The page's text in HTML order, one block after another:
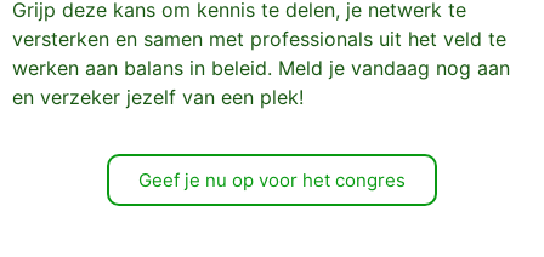
Grijp deze kans om kennis te delen, je netwerk te
versterken en samen met professionals uit het veld te
werken aan balans in beleid. Meld je vandaag nog aan
en verzeker jezelf van een plek!
Geef je nu op voor het congres